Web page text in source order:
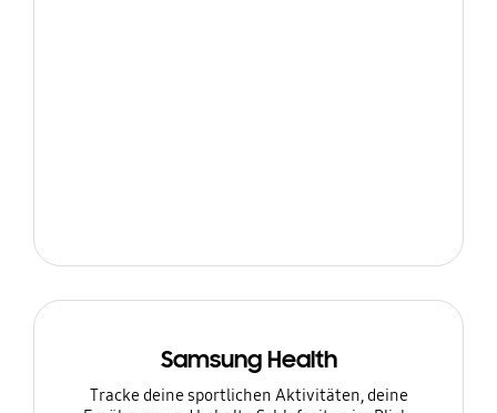
Samsung Health
Tracke deine sportlichen Aktivitäten, deine